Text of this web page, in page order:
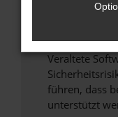
Stelle
sind.
Veraltete
führen, dass
unterstützt